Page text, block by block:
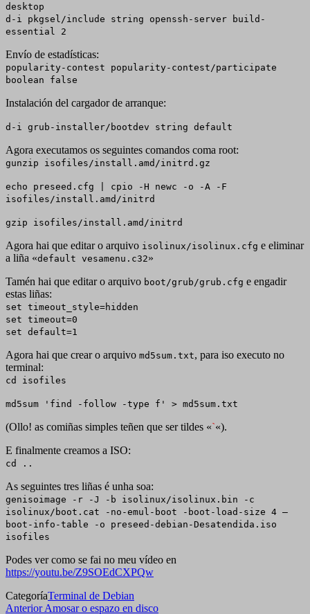
desktop
d-i pkgsel/include string openssh-server build-
essential 2
Envío de estadísticas:
popularity-contest popularity-contest/participate
boolean false
Instalación del cargador de arranque:
d-i grub-installer/bootdev string default
Agora executamos os seguintes comandos coma root:
gunzip isofiles/install.amd/initrd.gz
echo preseed.cfg | cpio -H newc -o -A -F
isofiles/install.amd/initrd
gzip isofiles/install.amd/initrd
Agora hai que editar o arquivo isolinux/isolinux.cfg e eliminar
a liña «default vesamenu.c32»
Tamén hai que editar o arquivo boot/grub/grub.cfg e engadir
estas liñas:
set timeout_style=hidden
set timeout=0
set default=1
Agora hai que crear o arquivo md5sum.txt, para iso executo no
terminal:
cd isofiles
md5sum 'find -follow -type f' > md5sum.txt
(Ollo! as comiñas simples teñen que ser tildes «`«).
E finalmente creamos a ISO:
cd ..
As seguintes tres liñas é unha soa:
genisoimage -r -J -b isolinux/isolinux.bin -c
isolinux/boot.cat -no-emul-boot -boot-load-size 4 –
boot-info-table -o preseed-debian-Desatendida.iso
isofiles
Podes ver como se fai no meu vídeo en
https://youtu.be/Z9SOEdCXPQw
CategoríaTerminal de Debian
Navegación
Entrada
Anterior Amosar o espazo en disco